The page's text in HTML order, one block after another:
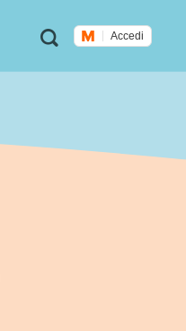
Metanavigazione
Ricerca Accedi